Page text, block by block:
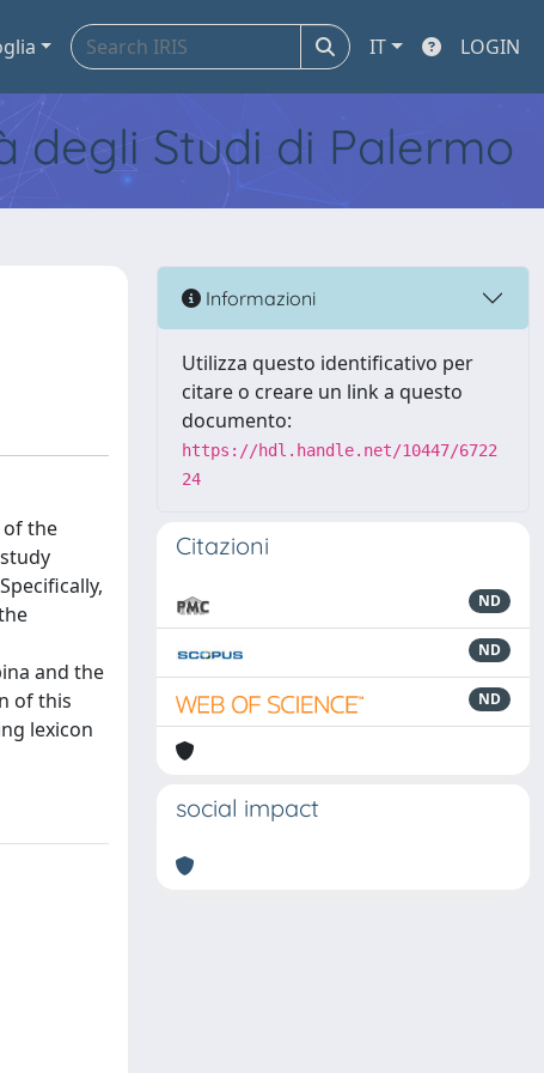
IT LOGIN
degli Studi di Palermo
of the
and the
of this
lexicon
Informazioni
Utilizza questo identificativo per
citare o creare un link a questo
documento:
https://hdl.handle.net/10447/6722
24
Citazioni
ND
ND
ND
social impact